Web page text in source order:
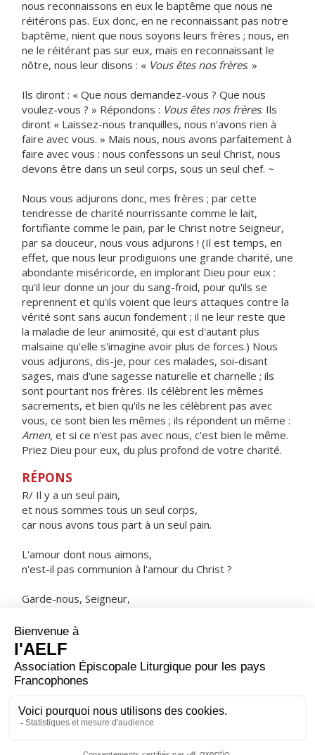
nous reconnaissons en eux le baptême que nous ne
réitérons pas. Eux donc, en ne reconnaissant pas notre
baptême, nient que nous soyons leurs frères ; nous, en
ne le réitérant pas sur eux, mais en reconnaissant le
nôtre, nous leur disons : « Vous êtes nos frères. »
Ils diront : « Que nous demandez-vous ? Que nous
voulez-vous ? » Répondons : Vous êtes nos frères. Ils
diront « Laissez-nous tranquilles, nous n'avons rien à
faire avec vous. » Mais nous, nous avons parfaitement à
faire avec vous : nous confessons un seul Christ, nous
devons être dans un seul corps, sous un seul chef. ~
Nous vous adjurons donc, mes frères ; par cette
tendresse de charité nourrissante comme le lait,
fortifiante comme le pain, par le Christ notre Seigneur,
par sa douceur, nous vous adjurons ! (Il est temps, en
effet, que nous leur prodiguions une grande charité, une
abondante miséricorde, en implorant Dieu pour eux :
qu'il leur donne un jour du sang-froid, pour qu'ils se
reprennent et qu'ils voient que leurs attaques contre la
vérité sont sans aucun fondement ; il ne leur reste que
la maladie de leur animosité, qui est d'autant plus
malsaine qu'elle s'imagine avoir plus de forces.) Nous
vous adjurons, dis-je, pour ces malades, soi-disant
sages, mais d'une sagesse naturelle et charnelle ; ils
sont pourtant nos frères. Ils célèbrent les mêmes
sacrements, et bien qu'ils ne les célèbrent pas avec
vous, ce sont bien les mêmes ; ils répondent un même :
Amen, et si ce n'est pas avec nous, c'est bien le même.
Priez Dieu pour eux, du plus profond de votre charité.
RÉPONS
R/ Il y a un seul pain,
et nous sommes tous un seul corps,
car nous avons tous part à un seul pain.
L'amour dont nous aimons,
n'est-il pas communion à l'amour du Christ ?
Garde-nous, Seigneur,
ORAISON
Fais-nous vivre à tout moment, Seigneur, dans l'amour
de guider ceux que tu enracines solidement dans ton
amour.